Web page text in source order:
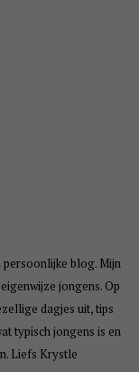
persoonlijke blog. Mijn
jongens. Op
dagjes uit, tips
typisch jongens is en
Liefs Krystle